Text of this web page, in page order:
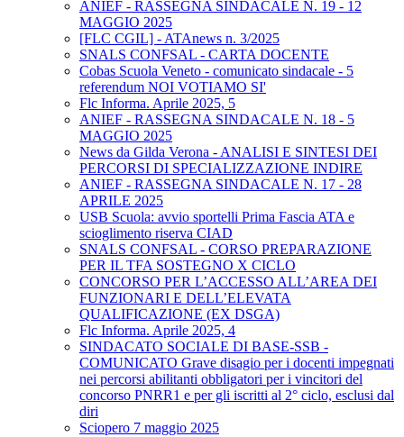
ANIEF - RASSEGNA SINDACALE N. 19 - 12
MAGGIO 2025
[FLC CGIL] - ATAnews n. 3/2025
SNALS CONFSAL - CARTA DOCENTE
Cobas Scuola Veneto - comunicato sindacale - 5
referendum NOI VOTIAMO SI'
Flc Informa. Aprile 2025, 5
ANIEF - RASSEGNA SINDACALE N. 18 - 5
MAGGIO 2025
News da Gilda Verona - ANALISI E SINTESI DEI
PERCORSI DI SPECIALIZZAZIONE INDIRE
ANIEF - RASSEGNA SINDACALE N. 17 - 28
APRILE 2025
USB Scuola: avvio sportelli Prima Fascia ATA e
scioglimento riserva CIAD
SNALS CONFSAL - CORSO PREPARAZIONE
PER IL TFA SOSTEGNO X CICLO
CONCORSO PER L’ACCESSO ALL’AREA DEI
FUNZIONARI E DELL’ELEVATA
QUALIFICAZIONE (EX DSGA)
Flc Informa. Aprile 2025, 4
SINDACATO SOCIALE DI BASE-SSB -
COMUNICATO Grave disagio per i docenti impegnati
nei percorsi abilitanti obbligatori per i vincitori del
concorso PNRR1 e per gli iscritti al 2° ciclo, esclusi dal
diri
Sciopero 7 maggio 2025